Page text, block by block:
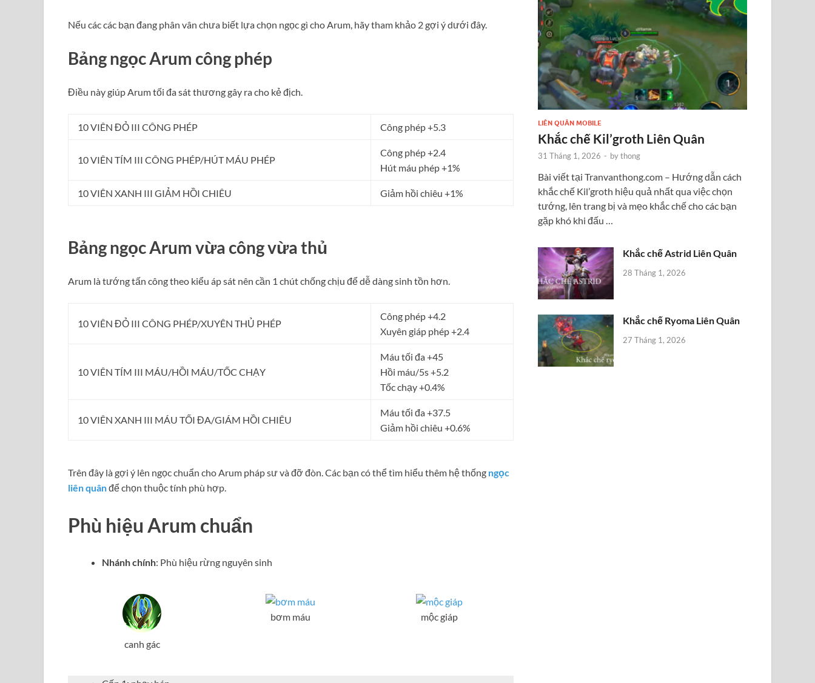
Nếu các các bạn đang phân vân chưa biết lựa chọn ngọc gì cho Arum, hãy tham khảo 2 gợi ý dưới đây.
Bảng ngọc Arum công phép
Điều này giúp Arum tối đa sát thương gây ra cho kẻ địch.
10 VIÊN ĐỎ III CÔNG PHÉP Công phép +5.3
10 VIÊN TÍM III CÔNG PHÉP/HÚT MÁU PHÉP
Công phép +2.4
Hút máu phép +1%
10 VIÊN XANH III GIẢM HỒI CHIÊU Giảm hồi chiêu +1%
Bảng ngọc Arum vừa công vừa thủ
Arum là tướng tấn công theo kiểu áp sát nên cần 1 chút chống chịu để dễ dàng sinh tồn hơn.
10 VIÊN ĐỎ III CÔNG PHÉP/XUYÊN THỦ PHÉP
Công phép +4.2
Xuyên giáp phép +2.4
10 VIÊN TÍM III MÁU/HỒI MÁU/TỐC CHẠY
Máu tối đa +45
Hồi máu/5s +5.2
Tốc chạy +0.4%
10 VIÊN XANH III MÁU TỐI ĐA/GIÁM HỒI CHIÊU
Máu tối đa +37.5
Giảm hồi chiêu +0.6%
Trên đây là gợi ý lên ngọc chuẩn cho Arum pháp sư và đỡ đòn. Các bạn có thể tìm hiểu thêm hệ thống ngọc
liên quânđể chọn thuộc tính phù hợp.
Phù hiệu Arum chuẩn
Nhánh chính: Phù hiệu rừng nguyên sinh
canh gác
bơm máu mộc giáp
LIÊN QUÂN MOBILE
Khắc chế Kil’groth Liên Quân
31 Tháng 1, 2026 - bythong
Bài viết tại Tranvanthong.com – Hướng dẫn cách
khắc chế Kil’groth hiệu quả nhất qua việc chọn
tướng, lên trang bị và mẹo khắc chế cho các bạn
gặp khó khi đấu …
Khắc chế Astrid Liên Quân
28 Tháng 1, 2026
Khắc chế Ryoma Liên Quân
27 Tháng 1, 2026